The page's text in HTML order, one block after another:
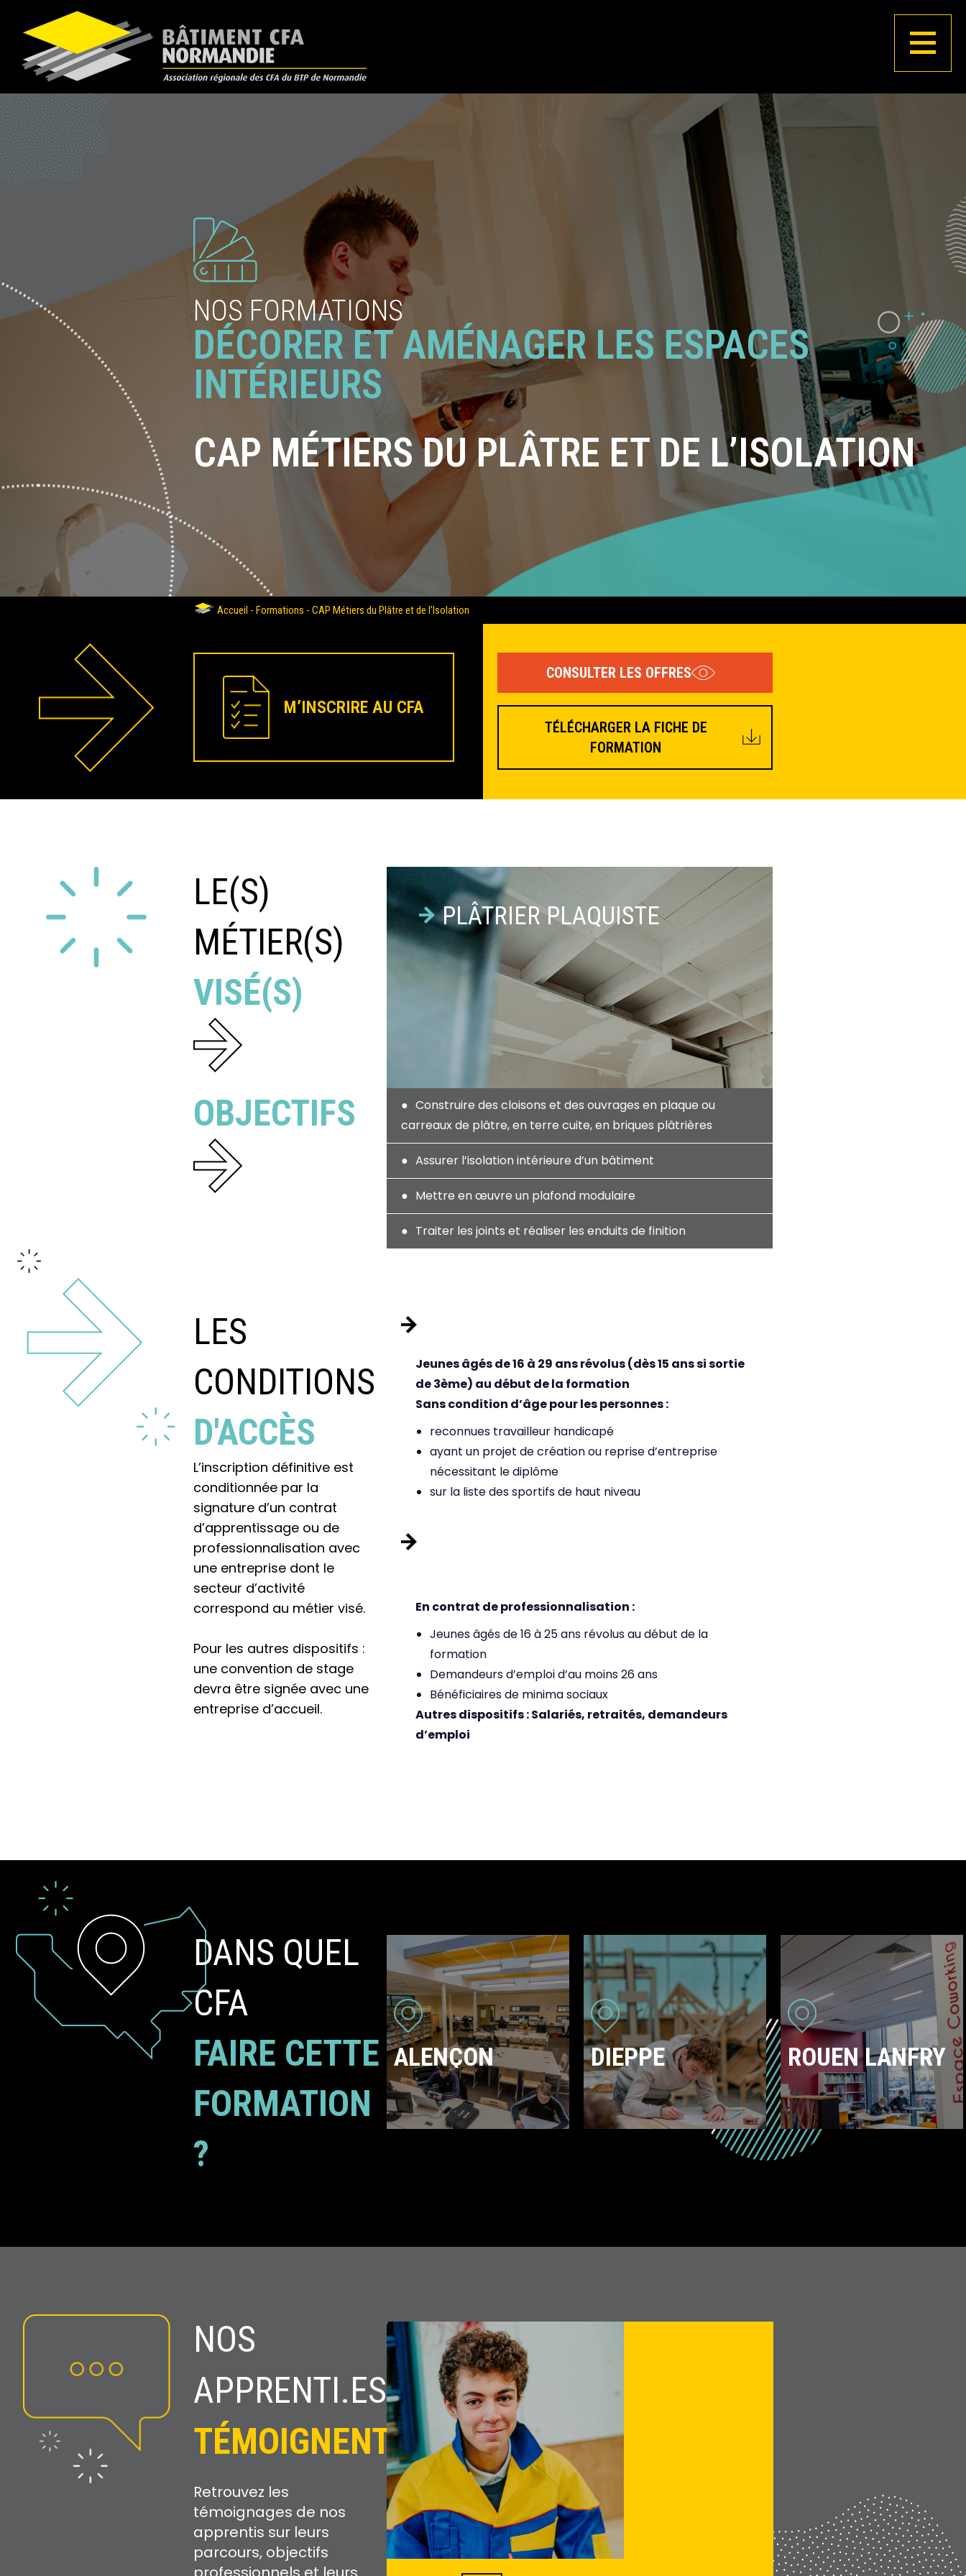
NOS FORMATIONS
DÉCORER ET AMÉNAGER LES ESPACES
INTÉRIEURS
CAP MÉTIERS DU PLÂTRE ET DE L’ISOLATION
Accueil - Formations - CAP Métiers du Plâtre et de l’Isolation
M’INSCRIRE AU CFA
CONSULTER LES OFFRES
TÉLÉCHARGER LA FICHE DE
FORMATION
LE(S)
MÉTIER(S)
VISÉ(S)
PLÂTRIER PLAQUISTE
OBJECTIFS
Construire des cloisons et des ouvrages en plaque ou
carreaux de plâtre, en terre cuite, en briques plâtrières
Assurer l’isolation intérieure d’un bâtiment
Mettre en œuvre un plafond modulaire
Traiter les joints et réaliser les enduits de finition
LES
CONDITIONS
D'ACCÈS
L’inscription définitive est
conditionnée par la
signature d’un contrat
d’apprentissage ou de
professionnalisation avec
une entreprise dont le
secteur d’activité
correspond au métier visé.
Pour les autres dispositifs :
une convention de stage
devra être signée avec une
entreprise d’accueil.
Jeunes âgés de 16 à 29 ans révolus (dès 15 ans si sortie
de 3ème) au début de la formation
Sans condition d’âge pour les personnes :
reconnues travailleur handicapé
ayant un projet de création ou reprise d’entreprise
nécessitant le diplôme
sur la liste des sportifs de haut niveau
En contrat de professionnalisation :
Jeunes âgés de 16 à 25 ans révolus au début de la
formation
Demandeurs d’emploi d’au moins 26 ans
Bénéficiaires de minima sociaux
Autres dispositifs : Salariés, retraités, demandeurs
d’emploi
DANS QUEL
CFA
FAIRE CETTE
FORMATION
?
ALENÇON DIEPPE ROUEN LANFRY
NOS
APPRENTI.ES
TÉMOIGNENT
Retrouvez les
témoignages de nos
apprentis sur leurs
parcours, objectifs